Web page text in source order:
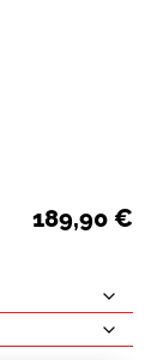
189,90 €